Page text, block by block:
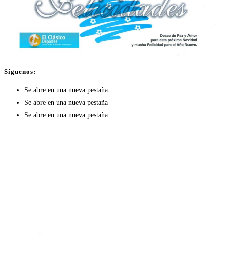
Síguenos:
Se abre en una nueva pestaña
Se abre en una nueva pestaña
Se abre en una nueva pestaña